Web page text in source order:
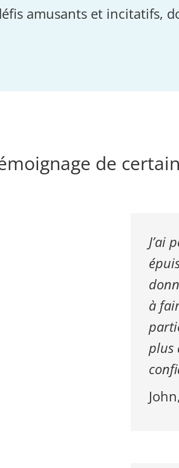
amusants et incitatifs,
de
J’ai
à
plus